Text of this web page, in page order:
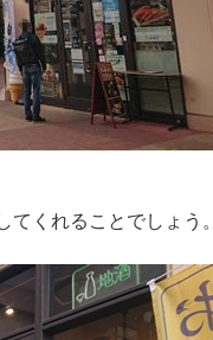
くれることでしょう。